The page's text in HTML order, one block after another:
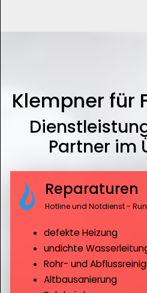
Klempner für
Partner im
Reparaturen
Hotline und Notdienst -
defekte Heizung
undichte
Rohr- und
Altbausanierung